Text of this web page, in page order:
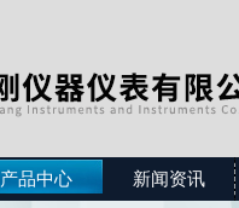
产品中心 新闻资讯